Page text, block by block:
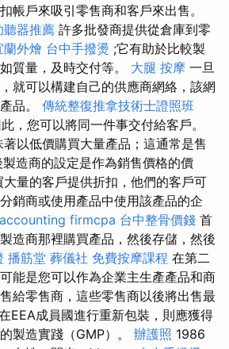
帳戶來吸引零售商和客戶來出售。
聽器推薦 許多批發商提供從倉庫到零
蘭外燴 台中手撥燙 ;它有助於比較製
質量，及時交付等。 大腿 按摩 一旦
就可以構建自己的供應商網絡，該網
品。 傳統整復推拿技術士證照班
，您可以將同一件事交付給客戶。
著以低價購買大量產品；這通常是售
造商的設定是作為銷售價格的價
量的客戶提供折扣，他們的客戶可
銷商或使用產品中使用該產品的企
accounting firmcpa 台中整骨價錢 首
造商那裡購買產品，然後存儲，然後
播筋堂 葬儀社 免費按摩課程 在第二
能是您可以作為企業主生產產品和商
給零售商，這些零售商以後將出售最
EEA成員國進行重新包裝，則應獲得
製造實踐（GMP）。 辦護照 1986